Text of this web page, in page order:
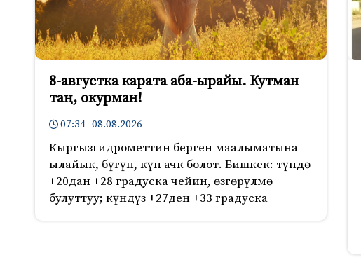
8-августка карата аба-ырайы. Кутман
таң, окурман!
07:34 08.08.2026
Кыргызгидрометтин берген маалыматына
ылайык, бүгүн, күн ачк болот. Бишкек: түндө
+20дан +28 градуска чейин, өзгөрүлмө
булуттуу; күндүз +27ден +33 градуска